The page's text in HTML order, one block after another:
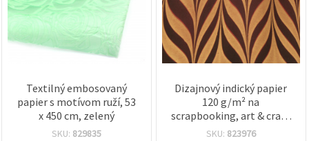
Textilný embosovaný
papier s motívom ruží, 53
x 450 cm, zelený
SKU: 829835
Dizajnový indický papier
120 g/m² na
scrapbooking, art & craft,
kvetinový vzor, 56x76 cm,
SKU: 823976